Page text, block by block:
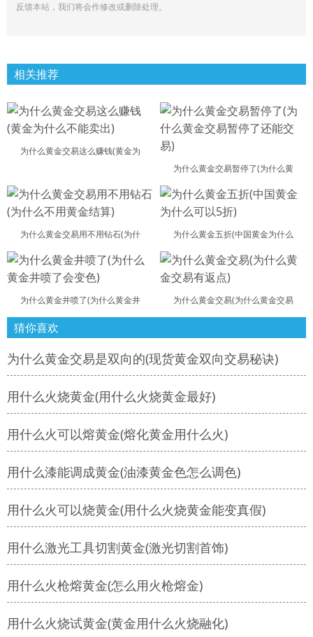
反馈本站，我们将会作修改或删除处理。
相关推荐
为什么黄金交易这么赚钱(黄金为
为什么黄金交易暂停了(为什么黄
为什么黄金交易用不用钻石(为什 为什么黄金五折(中国黄金为什么
为什么黄金井喷了(为什么黄金井 为什么黄金交易(为什么黄金交易
猜你喜欢
为什么黄金交易是双向的(现货黄金双向交易秘诀)
用什么火烧黄金(用什么火烧黄金最好)
用什么火可以熔黄金(熔化黄金用什么火)
用什么漆能调成黄金(油漆黄金色怎么调色)
用什么火可以烧黄金(用什么火烧黄金能变真假)
用什么激光工具切割黄金(激光切割首饰)
用什么火枪熔黄金(怎么用火枪熔金)
用什么火烧试黄金(黄金用什么火烧融化)